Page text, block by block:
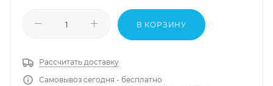
В КОРЗИНУ
Рассчитать доставку
Самовывоз сегодня - бесплатно